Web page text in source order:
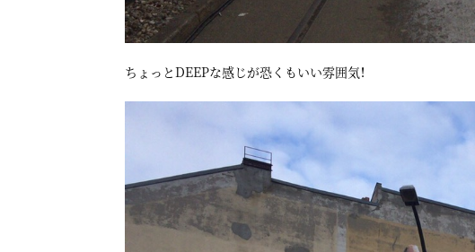
ちょっとDEEPな感じが恐くもいい雰囲気！